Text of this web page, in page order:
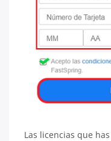
Las licencias que